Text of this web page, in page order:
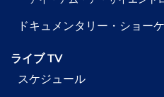
ドキュメンタリー・ショー
ライブ TV
スケジュール